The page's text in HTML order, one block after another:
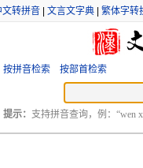
文转拼音 文言文字典 繁体字转
按拼音检索 按部首检索
提示： 支持拼音查询，例：“wen